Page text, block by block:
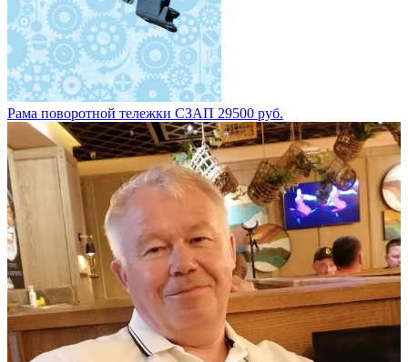
Рама поворотной тележки СЗАП 29500 руб.